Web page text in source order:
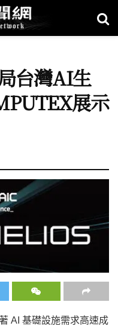
台灣AI生
展示
AI 基礎設施需求高速成